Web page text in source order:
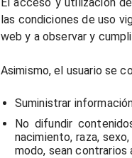
las condiciones de uso
web y a observar y
Asimismo, el usuario se
Suministrar
No difundir
nacimiento, raza,
modo, sean contrarios